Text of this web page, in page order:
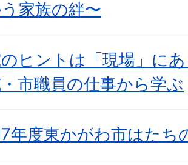
家族の絆〜
ヒントは「現場」に
市職員の仕事から学ぶ
年度東かがわ市はたち